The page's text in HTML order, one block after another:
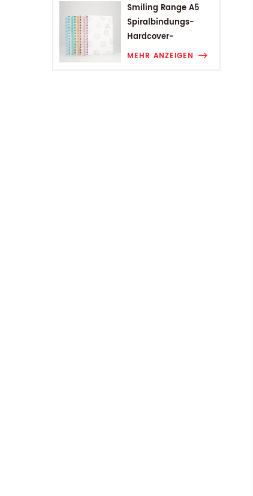
Smiling Range A5
Spiralbindungs-
Hardcover-
Studentennotizbuch
MEHR ANZEIGEN